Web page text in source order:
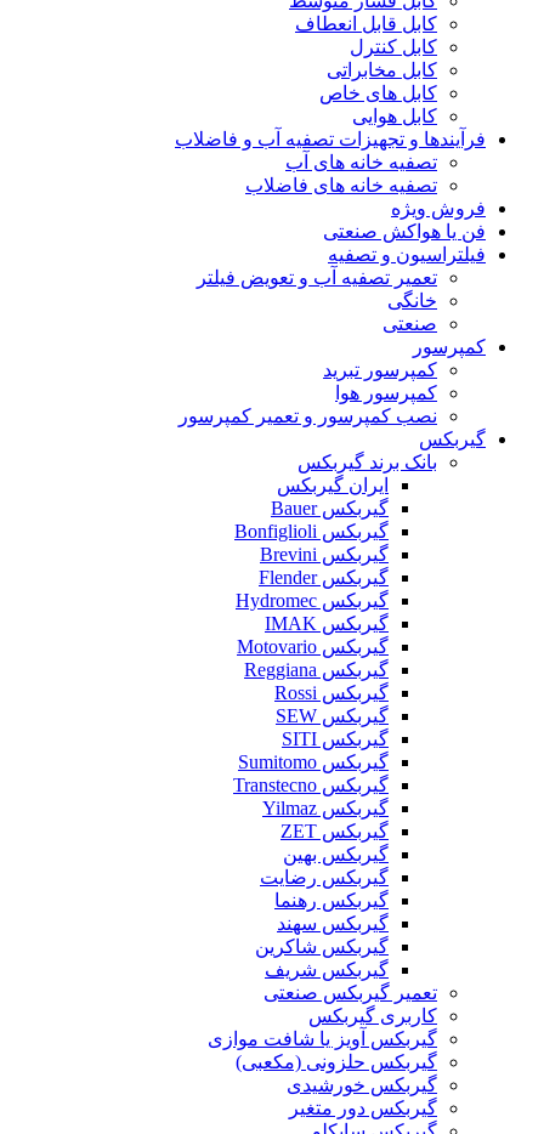
کابل قابل انعطاف
کابل کنترل
کابل مخابراتی
کابل های خاص
کابل هوایی
فرآیندها و تجهیزات تصفیه آب و فاضلاب
تصفیه خانه های آب
تصفیه خانه های فاضلاب
فروش ویژه
فن یا هواکش صنعتی
فیلتراسیون و تصفیه
تعمیر تصفیه آب و تعویض فیلتر
خانگی
صنعتی
کمپرسور
کمپرسور تبرید
کمپرسور هوا
نصب کمپرسور و تعمیر کمپرسور
گیربکس
بانک برند گیربکس
ایران گیربکس
گیربکس Bauer
گیربکس Bonfiglioli
گیربکس Brevini
گیربکس Flender
گیربکس Hydromec
گیربکس IMAK
گیربکس Motovario
گیربکس Reggiana
گیربکس Rossi
گیربکس SEW
گیربکس SITI
گیربکس Sumitomo
گیربکس Transtecno
گیربکس Yilmaz
گیربکس ZET
گیربکس بهین
گیربکس رضایت
گیربکس رهنما
گیربکس سهند
گیربکس شاکرین
گیربکس شریف
تعمیر گیربکس صنعتی
کاربری گیربکس
گیربکس آویز یا شافت موازی
گیربکس حلزونی (مکعبی)
گیربکس خورشیدی
گیربکس دور متغیر